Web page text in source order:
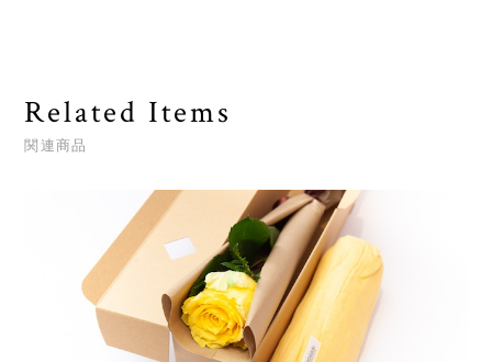
Related Items
関連商品